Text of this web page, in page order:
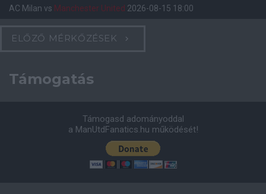
AC Milan vs Manchester United 2026-08-15 18:00
ELŐZŐ MÉRKŐZÉSEK
Támogatás
Támogasd adományoddal
a ManUtdFanatics.hu működését!